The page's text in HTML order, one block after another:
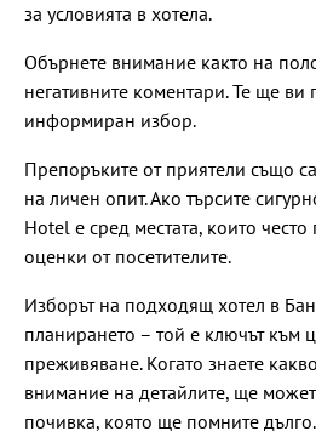
за условията в хотела.
Обърнете внимание както на
негативните коментари. Те ще ви
информиран избор.
Препоръките от приятели също
на личен опит. Ако търсите
Hotel е сред местата, които често
оценки от посетителите.
Изборът на подходящ хотел в
планирането – той е ключът към
преживяване. Когато знаете
внимание на детайлите, ще
почивка, която ще помните